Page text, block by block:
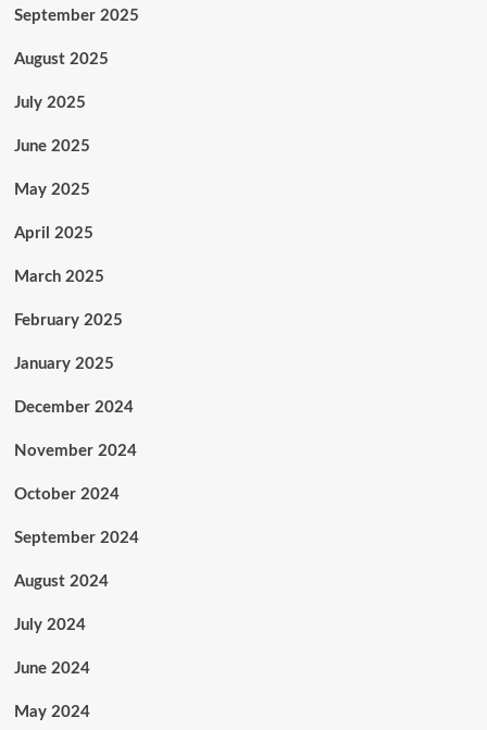
September 2025
August 2025
July 2025
June 2025
May 2025
April 2025
March 2025
February 2025
January 2025
December 2024
November 2024
October 2024
September 2024
August 2024
July 2024
June 2024
May 2024